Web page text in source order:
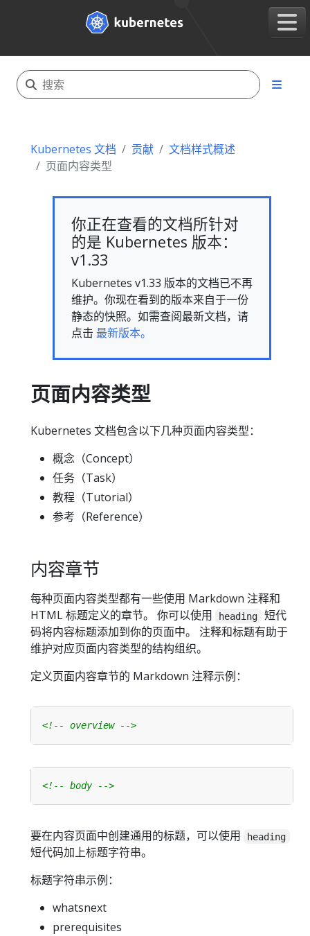
Kubernetes 文档 贡献
文档样式概述
页面内容类型
你正在查看的文档所针对
的是 Kubernetes 版本：
v1.33
Kubernetes v1.33 版本的文档已不再
维护。你现在看到的版本来自于一份
静态的快照。如需查阅最新文档，请
点击 最新版本。
页面内容类型
Kubernetes 文档包含以下几种页面内容类型：
概念（Concept）
任务（Task）
教程（Tutorial）
参考（Reference）
内容章节
每种页面内容类型都有一些使用 Markdown 注释和
HTML 标题定义的章节。 你可以使用
heading
短代
码将内容标题添加到你的页面中。 注释和标题有助于
维护对应页面内容类型的结构组织。
定义页面内容章节的 Markdown 注释示例：
<!-- overview -->
<!-- body -->
要在内容页面中创建通用的标题，可以使用 heading
短代码加上标题字符串。
标题字符串示例：
whatsnext
prerequisites